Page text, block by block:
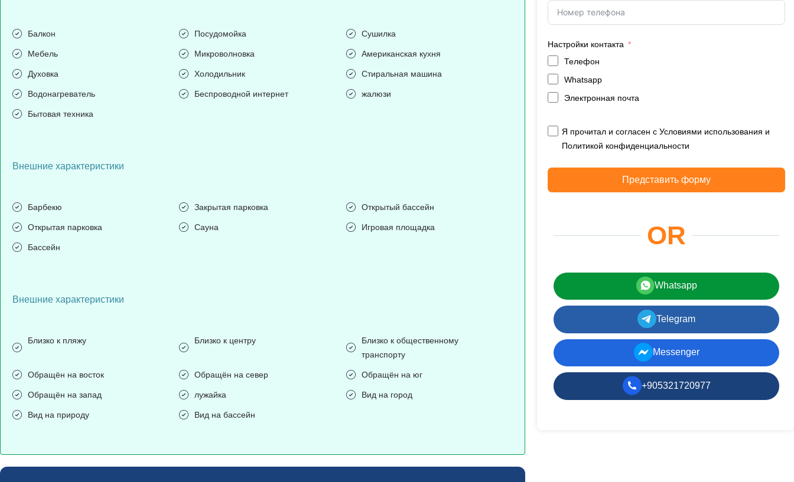
Балкон Посудомойка Сушилка
Мебель Микроволновка Американская кухня
Духовка Холодильник Стиральная машина
Водонагреватель Беспроводной интернет жалюзи
Бытовая техника
Внешние характеристики
Барбекю Закрытая парковка Открытый бассейн
Открытая парковка Сауна Игровая площадка
Бассейн
Внешние характеристики
Близко к пляжу Близко к центру
Близко к общественному
транспорту
Обращён на восток Обращён на север Обращён на юг
Обращён на запад лужайка Вид на город
Вид на природу Вид на бассейн
Настройки контакта
Телефон
Whatsapp
Электронная почта
Я прочитал и согласен с Условиями использования и
Политикой конфиденциальности
Представить форму
OR
Whatsapp
Telegram
Messenger
+905321720977